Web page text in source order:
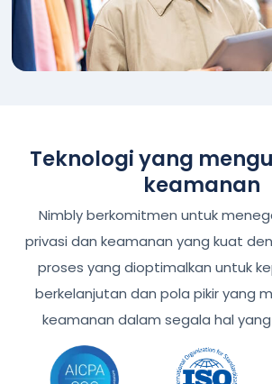
Teknologi yang
keamanan
Nimbly berkomitmen untuk
privasi dan keamanan yang kuat
proses yang dioptimalkan untuk
berkelanjutan dan pola pikir yang
keamanan dalam segala hal yang